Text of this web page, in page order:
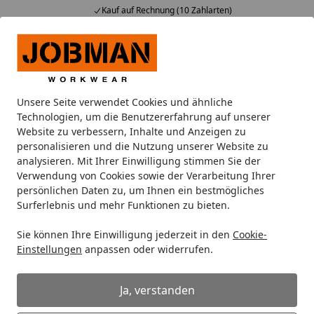
Unsere Seite verwendet Cookies und ähnliche
Technologien, um die Benutzererfahrung auf unserer
Website zu verbessern, Inhalte und Anzeigen zu
personalisieren und die Nutzung unserer Website zu
analysieren. Mit Ihrer Einwilligung stimmen Sie der
Verwendung von Cookies sowie der Verarbeitung Ihrer
persönlichen Daten zu, um Ihnen ein bestmögliches
Surferlebnis und mehr Funktionen zu bieten.
Sie können Ihre Einwilligung jederzeit in den Cookie-
Einstellungen anpassen oder widerrufen.
Ja, verstanden
Kauf auf Rechnung (10 Zahlarten)
Alle Produkte
Mein Konto
Suchen
Startseite
Pflege Hygiene und Reinigung der Flächenwärme- und
Pflege Hygiene und Reinigung der
Flächenwärmekabinen
Infrarotkabinen
Zur Außenbehandlung der naturbelassenen Kabinen
empfehlen wir Bienenwachs. Von innen sollten Sie die
Kabine nicht behandeln, da dadurch die Atmung des
Holzes beeinträchtigt wird.